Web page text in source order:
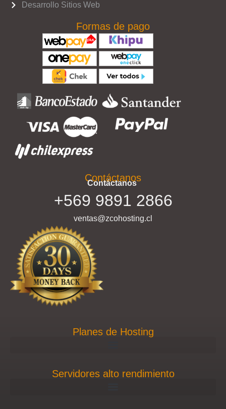
Desarrollo Sitios Web
Formas de pago
Contáctanos
Contáctanos
+569 9891 2866
ventas@zcohosting.cl
Planes de Hosting
Servidores alto rendimiento